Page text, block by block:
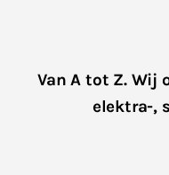
Van A tot Z. Wij
elektra-,